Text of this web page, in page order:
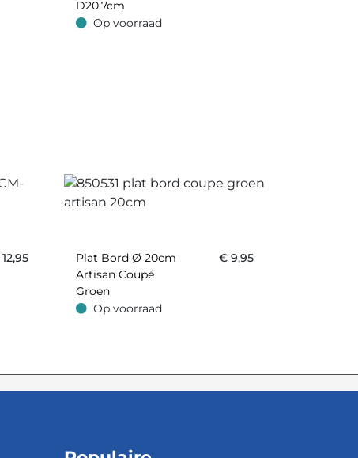
D20.7cm
Op voorraad
Op voorraad
12,95
Plat Bord Ø 20cm
Artisan Coupé
Groen
€ 9,95
Op voorraad
Op voorraad